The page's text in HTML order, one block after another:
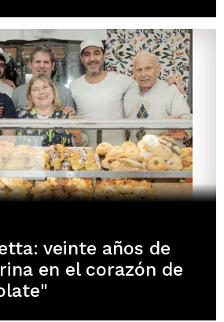
veinte años de
en el corazón de